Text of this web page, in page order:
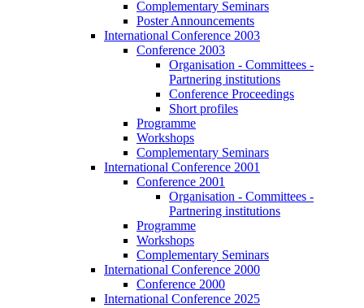
Complementary Seminars
Poster Announcements
International Conference 2003
Conference 2003
Organisation - Committees -
Partnering institutions
Conference Proceedings
Short profiles
Programme
Workshops
Complementary Seminars
International Conference 2001
Conference 2001
Organisation - Committees -
Partnering institutions
Programme
Workshops
Complementary Seminars
International Conference 2000
Conference 2000
International Conference 2025